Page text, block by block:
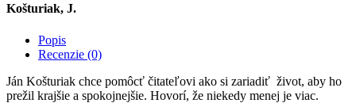
Košturiak, J.
Popis
Recenzie (0)
Ján Košturiak chce pomôcť čitateľovi ako si zariadiť život, aby ho
prežil krajšie a spokojnejšie. Hovorí, že niekedy menej je viac.